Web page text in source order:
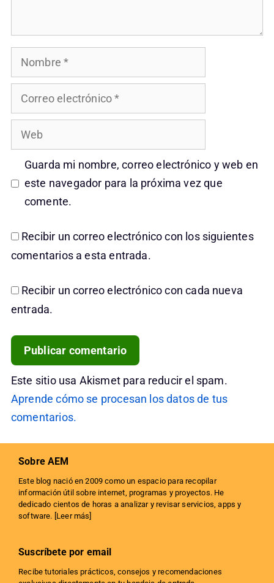
Nombre
Correo
electrónico
Web
Guarda mi nombre, correo electrónico y web en
este navegador para la próxima vez que
comente.
Recibir un correo electrónico con los siguientes
comentarios a esta entrada.
Recibir un correo electrónico con cada nueva
entrada.
Este sitio usa Akismet para reducir el spam.
Aprende cómo se procesan los datos de tus
comentarios.
Sobre AEM
Este blog nació en 2009 como un espacio para recopilar
información útil sobre internet, programas y proyectos. He
dedicado cientos de horas a analizar y revisar servicios, apps y
software. [ Leer más
Suscríbete por email
Recibe tutoriales prácticos, consejos y recomendaciones